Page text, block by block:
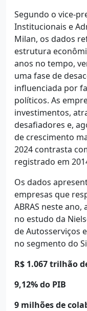
Segundo o vice-
Institucionais e
Milan, os dados
estrutura
anos no tempo,
uma fase de
influenciada por
políticos. As
investimentos,
desafiadores e,
de crescimento
2024 contrasta
registrado em
Os dados
empresas que
ABRAS neste
no estudo da
de Autosserviços
no segmento do
R$ 1.067 trilhão
9,12% do PIB
9 milhões de